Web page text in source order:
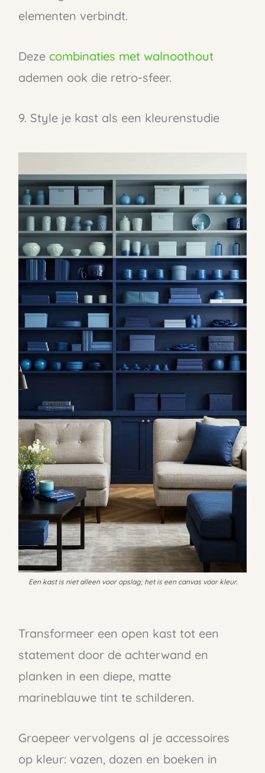
elementen verbindt.
Deze combinaties met walnoothout
ademen ook die retro-sfeer.
9. Style je kast als een kleurenstudie
Een kast is niet alleen voor opslag; het is een canvas voor kleur.
Transformeer een open kast tot een
statement door de achterwand en
planken in een diepe, matte
marineblauwe tint te schilderen.
Groepeer vervolgens al je accessoires
op kleur: vazen, dozen en boeken in